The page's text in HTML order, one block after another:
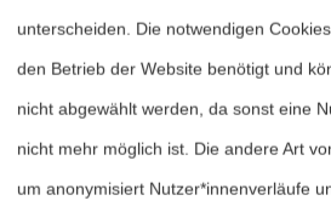
verteidigungsinvestiven
gestaltet sich dabei
im Einzelplan über die
Finanzmittel für die
aufgebracht werden
unterscheiden. Die notwendigen
den Betrieb der Website benötigt und
nicht abgewählt werden, da sonst eine
nicht mehr möglich ist. Die andere Art
um anonymisiert Nutzer*innenverläufe